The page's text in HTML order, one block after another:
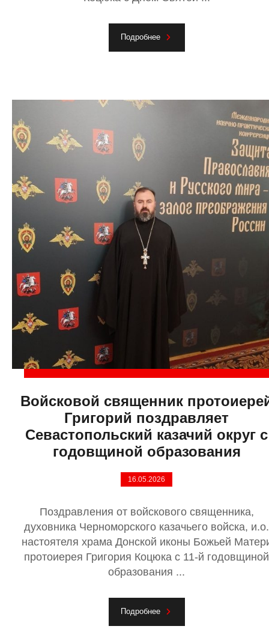
Подробнее
Войсковой священник
Григорий поздравляет
Севастопольский казачий округ с
годовщиной образования
16.05.2026
Поздравления от войскового священника,
духовника Черноморского казачьего войска, и.о.
настоятеля храма Донской иконы Божьей
протоиерея Григория Коцюка с 11-й годовщиной
образования ...
Подробнее